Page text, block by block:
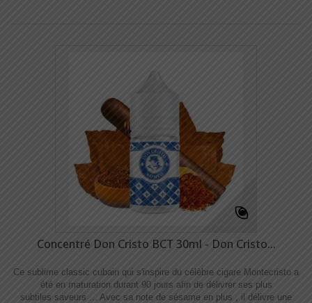
Concentré Don Cristo BCT 30ml - Don Cristo...
Ce sublime classic cubain qui s'inspire du célèbre cigare Montecristo a
été en maturation durant 90 jours afin de délivrer ses plus
subtiles saveurs ... Avec sa note de sésame en plus , il délivre une